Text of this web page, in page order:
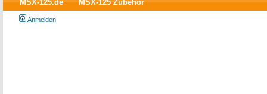
MSX-125.de MSX-125 Zubehör
Anmelden